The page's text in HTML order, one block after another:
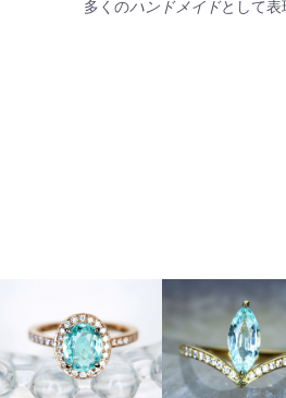
多くのハンドメイドとして表